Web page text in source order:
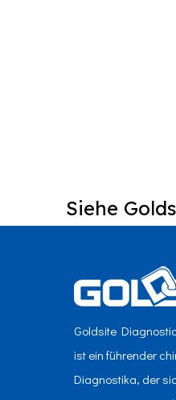
Siehe
Goldsite
ist ein führender
Diagnostika, der